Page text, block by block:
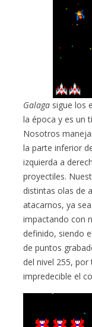
Galaga sigue los
la época y es un
Nosotros
la parte inferior
izquierda a
proyectiles.
distintas olas de
atacarnos, ya
impactando con
definido, siendo
de puntos
del nivel 255,
impredecible el